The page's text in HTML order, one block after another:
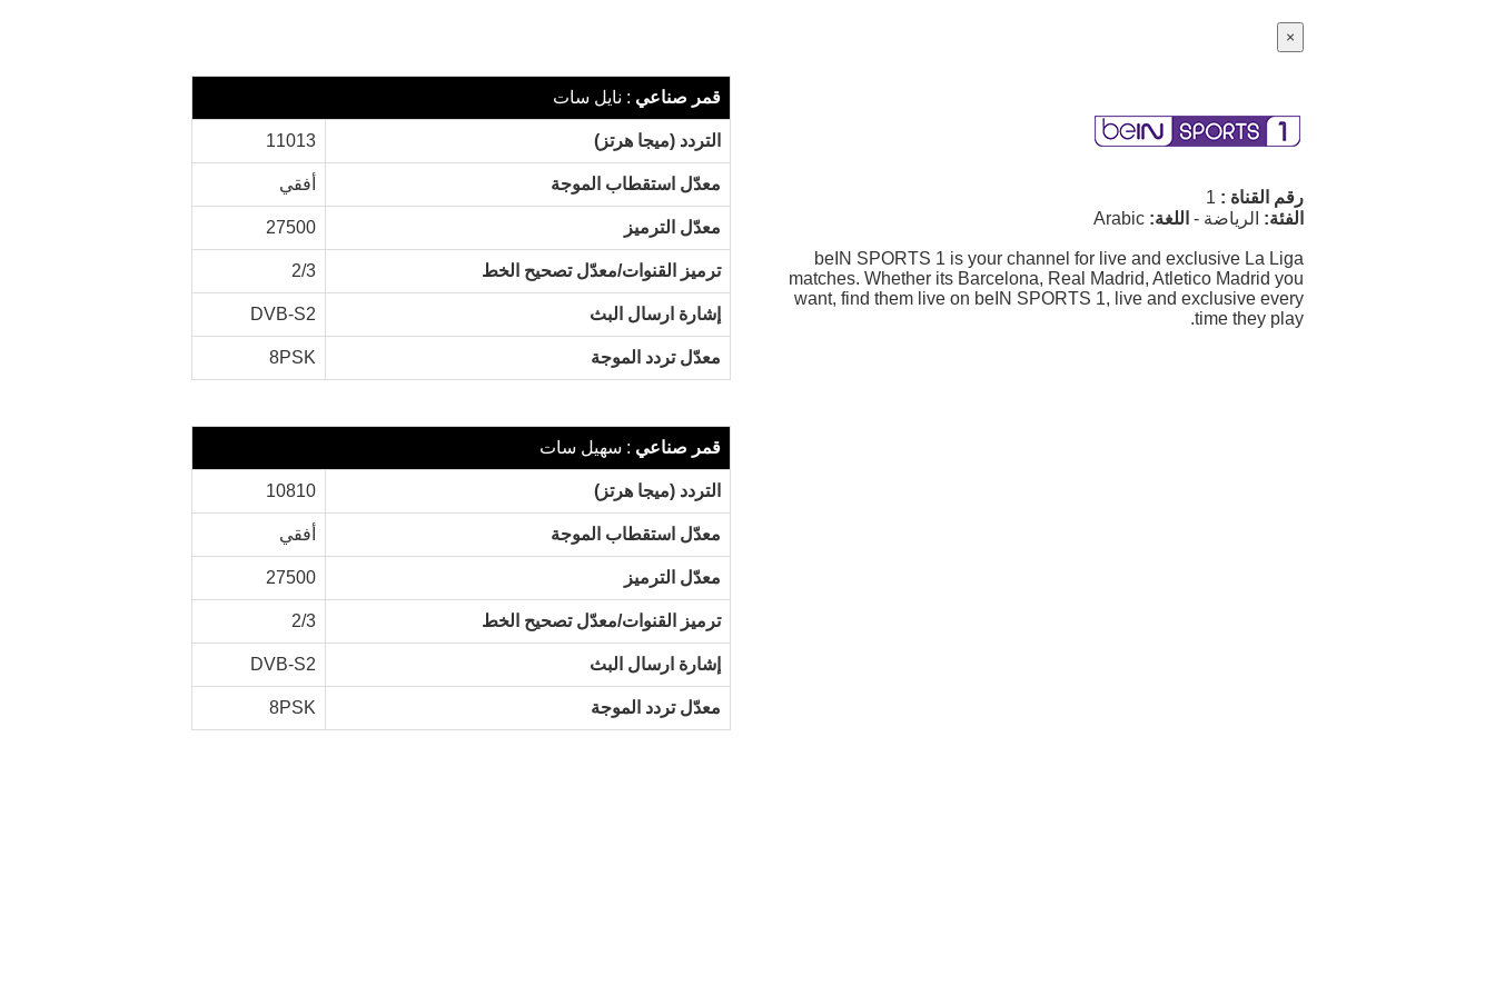
×
رقم القناة : 1
الفئة: الرياضة - اللغة: Arabic
beIN SPORTS 1 is your channel for live and exclusive La Liga
matches. Whether its Barcelona, Real Madrid, Atletico Madrid you
want, find them live on beIN SPORTS 1, live and exclusive every
time they play.
قمر صناعي : نايل سات
التردد (ميجا هرتز) 11013
معدّل استقطاب الموجة أفقي
معدّل الترميز 27500
ترميز القنوات/معدّل تصحيح الخط 2/3
إشارة ارسال البث DVB-S2
معدّل تردد الموجة 8PSK
قمر صناعي : سهيل سات
التردد (ميجا هرتز) 10810
معدّل استقطاب الموجة أفقي
معدّل الترميز 27500
ترميز القنوات/معدّل تصحيح الخط 2/3
إشارة ارسال البث DVB-S2
معدّل تردد الموجة 8PSK